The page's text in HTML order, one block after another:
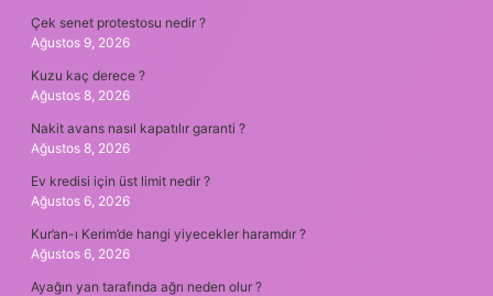
Çek senet protestosu nedir ?
Ağustos 9, 2026
Kuzu kaç derece ?
Ağustos 8, 2026
Nakit avans nasıl kapatılır garanti ?
Ağustos 8, 2026
Ev kredisi için üst limit nedir ?
Ağustos 6, 2026
Kur’an-ı Kerim’de hangi yiyecekler haramdır ?
Ağustos 6, 2026
Ayağın yan tarafında ağrı neden olur ?